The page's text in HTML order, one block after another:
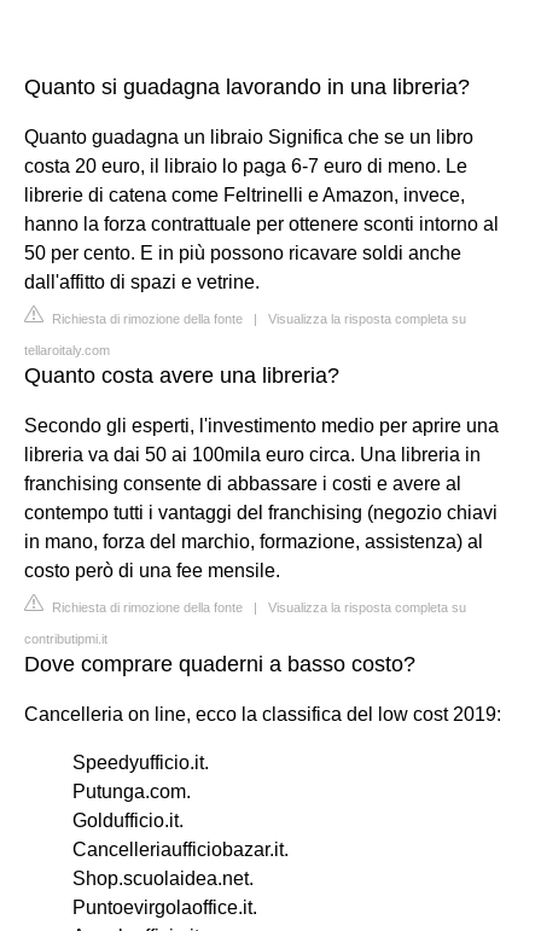
Quanto si guadagna lavorando in una libreria?
Quanto guadagna un libraio Significa che se un libro
costa 20 euro, il libraio lo paga 6-7 euro di meno. Le
librerie di catena come Feltrinelli e Amazon, invece,
hanno la forza contrattuale per ottenere sconti intorno al
50 per cento. E in più possono ricavare soldi anche
dall'affitto di spazi e vetrine.
Richiesta di rimozione della fonte | Visualizza la risposta completa su
tellaroitaly.com
Quanto costa avere una libreria?
Secondo gli esperti, l'investimento medio per aprire una
libreria va dai 50 ai 100mila euro circa. Una libreria in
franchising consente di abbassare i costi e avere al
contempo tutti i vantaggi del franchising (negozio chiavi
in mano, forza del marchio, formazione, assistenza) al
costo però di una fee mensile.
Richiesta di rimozione della fonte | Visualizza la risposta completa su
contributipmi.it
Dove comprare quaderni a basso costo?
Cancelleria on line, ecco la classifica del low cost 2019:
Speedyufficio.it.
Putunga.com.
Goldufficio.it.
Cancelleriaufficiobazar.it.
Shop.scuolaidea.net.
Puntoevirgolaoffice.it.